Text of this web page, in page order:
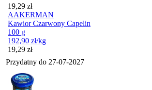
Cena
19,29 zł
AAKERMAN
Kawior Czarwony Capelin
100 g
192,90 zł/kg
Cena
19,29 zł
Przydatny do 27-07-2027